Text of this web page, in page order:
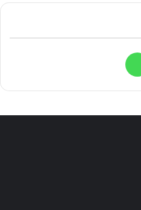
واتساب